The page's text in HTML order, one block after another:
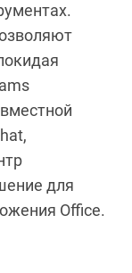
для
Office.